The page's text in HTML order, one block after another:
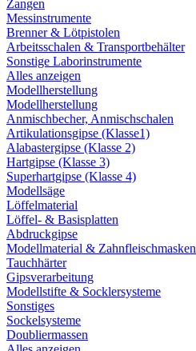
Zangen
Messinstrumente
Brenner & Lötpistolen
Arbeitsschalen & Transportbehälter
Sonstige Laborinstrumente
Alles anzeigen
Modellherstellung
Modellherstellung
Anmischbecher, Anmischschalen
Artikulationsgipse (Klasse1)
Alabastergipse (Klasse 2)
Hartgipse (Klasse 3)
Superhartgipse (Klasse 4)
Modellsäge
Löffelmaterial
Löffel- & Basisplatten
Abdruckgipse
Modellmaterial & Zahnfleischmasken
Tauchhärter
Gipsverarbeitung
Modellstifte & Socklersysteme
Sonstiges
Sockelsysteme
Doubliermassen